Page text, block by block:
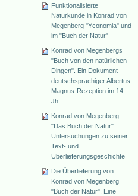
Funktionalisierte
Naturkunde in Konrad von
Megenberg "Yconomia" und
im "Buch der Natur"
Konrad von Megenbergs
"Buch von den natürlichen
Dingen". Ein Dokument
deutschsprachiger Albertus
Magnus-Rezeption im 14.
Jh.
Konrad von Megenberg
"Das Buch der Natur".
Untersuchungen zu seiner
Text- und
Überlieferungsgeschichte
Die Überlieferung von
Konrad von Megenberg
"Buch der Natur". Eine